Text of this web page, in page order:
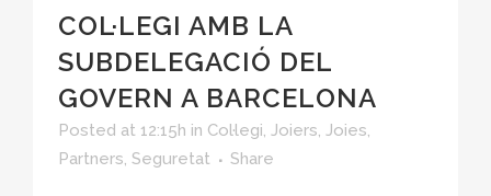
COL·LEGI AMB LA
SUBDELEGACIÓ DEL
GOVERN A BARCELONA
Posted at 12:15h in Col·legi, Joiers, Joies,
Partners, Seguretat Share